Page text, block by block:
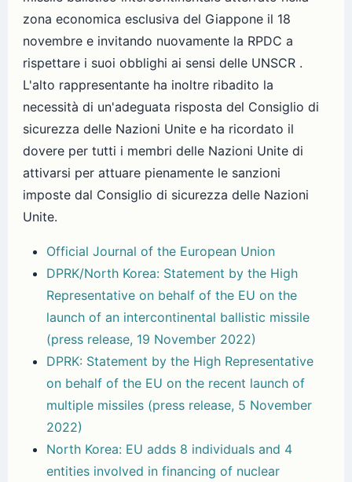
zona economica esclusiva del Giappone il 18
novembre e invitando nuovamente la RPDC a
rispettare i suoi obblighi ai sensi delle UNSCR .
L'alto rappresentante ha inoltre ribadito la
necessità di un'adeguata risposta del Consiglio di
sicurezza delle Nazioni Unite e ha ricordato il
dovere per tutti i membri delle Nazioni Unite di
attivarsi per attuare pienamente le sanzioni
imposte dal Consiglio di sicurezza delle Nazioni
Unite.
Official Journal of the European Union
DPRK/North Korea: Statement by the High
Representative on behalf of the EU on the
launch of an intercontinental ballistic missile
(press release, 19 November 2022)
DPRK: Statement by the High Representative
on behalf of the EU on the recent launch of
multiple missiles (press release, 5 November
2022)
North Korea: EU adds 8 individuals and 4
entities involved in financing of nuclear